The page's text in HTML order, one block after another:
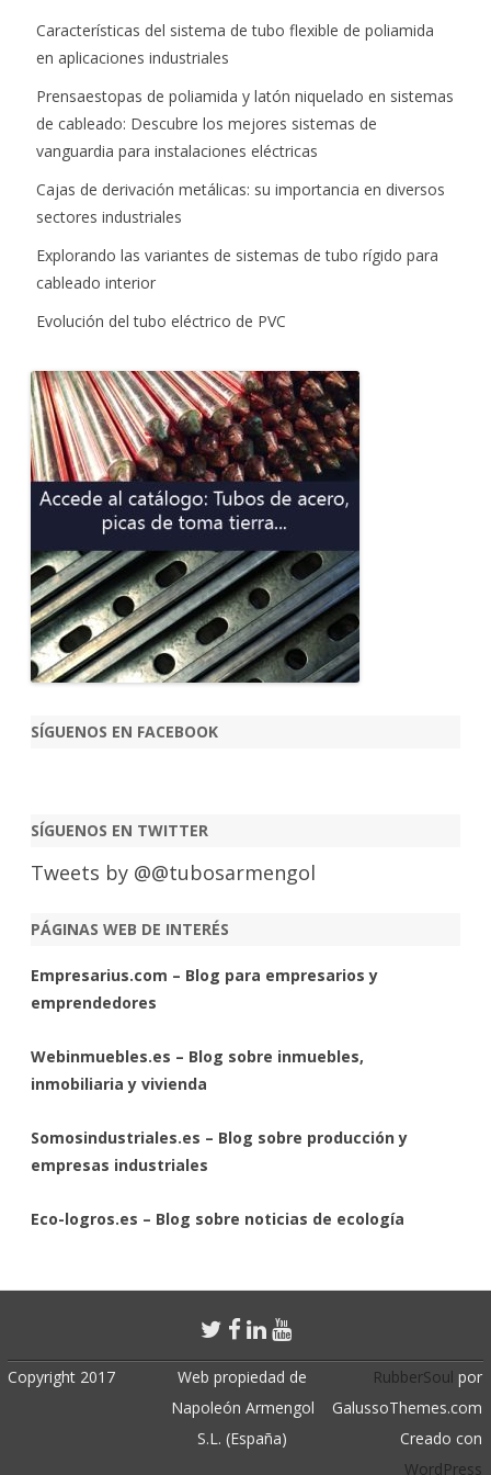
Características del sistema de tubo flexible de poliamida
en aplicaciones industriales
Prensaestopas de poliamida y latón niquelado en sistemas
de cableado: Descubre los mejores sistemas de
vanguardia para instalaciones eléctricas
Cajas de derivación metálicas: su importancia en diversos
sectores industriales
Explorando las variantes de sistemas de tubo rígido para
cableado interior
Evolución del tubo eléctrico de PVC
SÍGUENOS EN FACEBOOK
SÍGUENOS EN TWITTER
Tweets by @@tubosarmengol
PÁGINAS WEB DE INTERÉS
Empresarius.com – Blog para empresarios y
emprendedores
Webinmuebles.es – Blog sobre inmuebles,
inmobiliaria y vivienda
Somosindustriales.es – Blog sobre producción y
empresas industriales
Eco-logros.es – Blog sobre noticias de ecología
Copyright 2017
Web propiedad de
Napoleón Armengol
S.L. (España)
RubberSoul por
GalussoThemes.com
Creado con
WordPress